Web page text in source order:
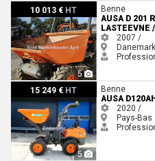
10 013 € HT
5
Ausa D 201 RH / 1300 timer / 2 tons
Benne
AUSA D 201
LASTEEVNE
2007 /
Danemark
15 249 € HT
5
Ausa D120AHA hoogkiepdumper
Benne
AUSA
2020 /
Pays-Bas